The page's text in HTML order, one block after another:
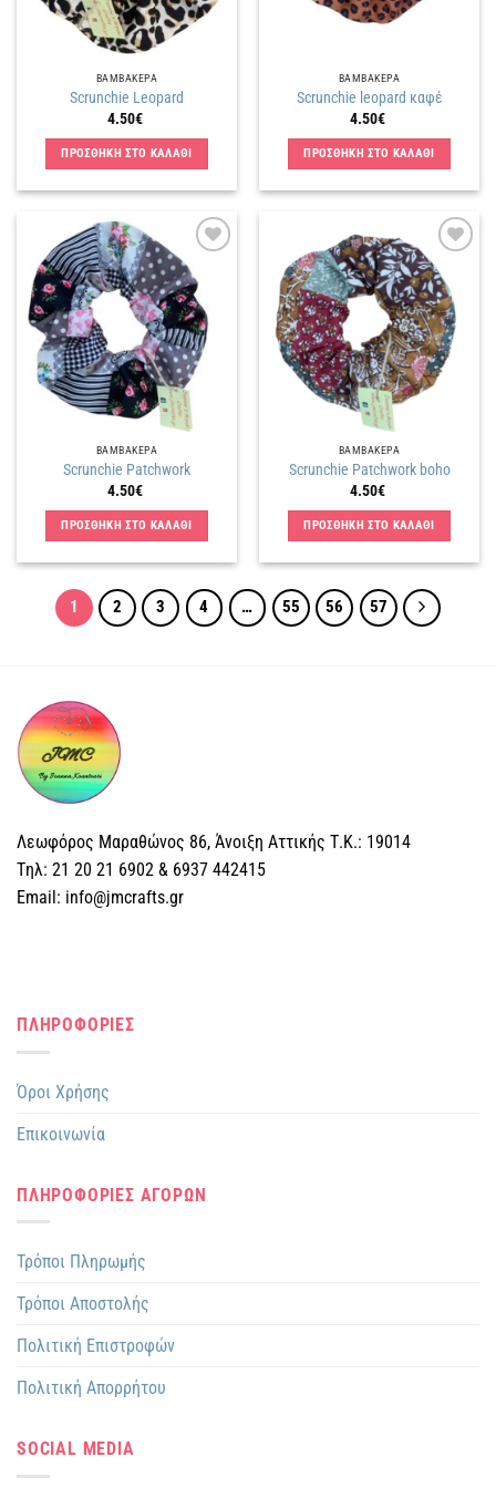
ΒΑΜΒΑΚΕΡΑ
Scrunchie Leopard
4.50€
ΠΡΟΣΘΗΚΗ ΣΤΟ ΚΑΛΑΘΙ
ΒΑΜΒΑΚΕΡΑ
Scrunchie leopard καφέ
4.50€
ΠΡΟΣΘΗΚΗ ΣΤΟ ΚΑΛΑΘΙ
Πρόσθήκη
στην
λίστα
επιθυμιών
ΒΑΜΒΑΚΕΡΑ
Scrunchie Patchwork
4.50€
ΠΡΟΣΘΗΚΗ ΣΤΟ ΚΑΛΑΘΙ
Πρόσθήκη
στην
λίστα
επιθυμιών
ΒΑΜΒΑΚΕΡΑ
Scrunchie Patchwork boho
4.50€
ΠΡΟΣΘΗΚΗ ΣΤΟ ΚΑΛΑΘΙ
1 2 3 4 … 55 56 57
Λεωφόρος Μαραθώνος 86, Άνοιξη Αττικής Τ.Κ.: 19014
Tηλ: 21 20 21 6902 & 6937 442415
Email: info@jmcrafts.gr
ΠΛΗΡΟΦΟΡΙΕΣ
Όροι Χρήσης
Επικοινωνία
ΠΛΗΡΟΦΟΡΙΕΣ ΑΓΟΡΩΝ
Τρόποι Πληρωμής
Τρόποι Αποστολής
Πολιτική Επιστροφών
Πολιτική Απορρήτου
SOCIAL MEDIA